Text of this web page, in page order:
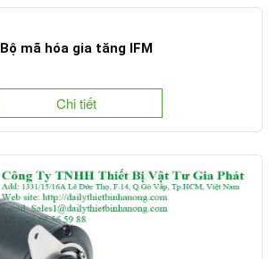
Bộ mã hóa gia tăng IFM
Chi tiết